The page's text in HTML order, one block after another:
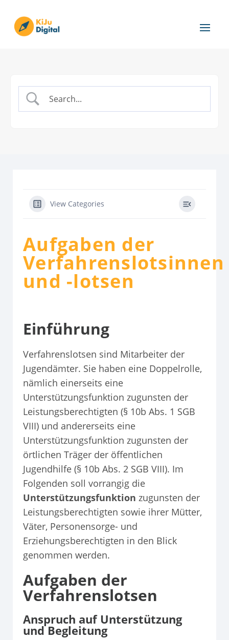
View Categories
Aufgaben der
Verfahrenslotsinnen
und -lotsen
Einführung
Verfahrenslotsen sind Mitarbeiter der
Jugendämter. Sie haben eine Doppelrolle,
nämlich einerseits eine
Unterstützungsfunktion zugunsten der
Leistungsberechtigten (§ 10b Abs. 1 SGB
VIII) und andererseits eine
Unterstützungsfunktion zugunsten der
örtlichen Träger der öffentlichen
Jugendhilfe (§ 10b Abs. 2 SGB VIII). Im
Folgenden soll vorrangig die
Unterstützungsfunktion zugunsten der
Leistungsberechtigten sowie ihrer Mütter,
Väter, Personensorge- und
Erziehungsberechtigten in den Blick
genommen werden.
Aufgaben der
Verfahrenslotsen
Anspruch auf Unterstützung
und Begleitung